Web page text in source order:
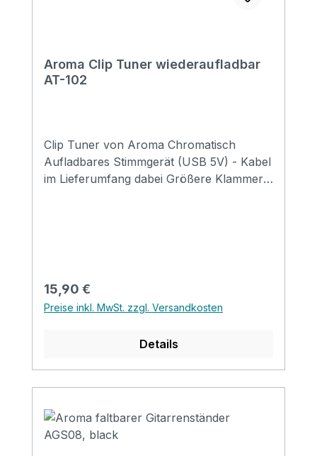
Aroma Clip Tuner wiederaufladbar
AT-102
Clip Tuner von Aroma Chromatisch
Aufladbares Stimmgerät (USB 5V) - Kabel
im Lieferumfang dabei Größere Klammer
Regulärer Preis:
15,90 €
Preise inkl. MwSt. zzgl. Versandkosten
Details